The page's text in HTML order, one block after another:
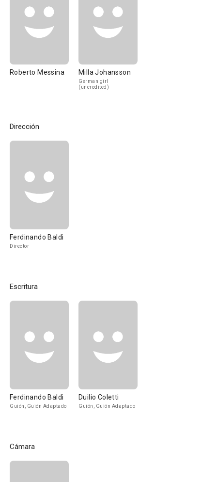
Roberto Messina Milla Johansson
German girl
(uncredited)
Dirección
Ferdinando Baldi
Director
Escritura
Ferdinando Baldi
Guión, Guión Adaptado
Duilio Coletti
Guión, Guión Adaptado
Cámara